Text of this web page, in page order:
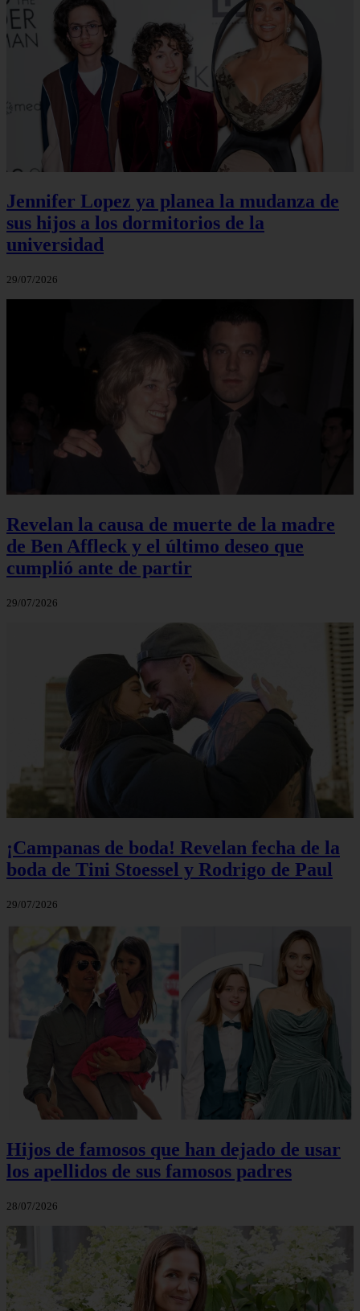
Jennifer Lopez ya planea la mudanza de
sus hijos a los dormitorios de la
universidad
29/07/2026
Revelan la causa de muerte de la madre
de Ben Affleck y el último deseo que
cumplió ante de partir
29/07/2026
¡Campanas de boda! Revelan fecha de la
boda de Tini Stoessel y Rodrigo de Paul
29/07/2026
Hijos de famosos que han dejado de usar
los apellidos de sus famosos padres
28/07/2026